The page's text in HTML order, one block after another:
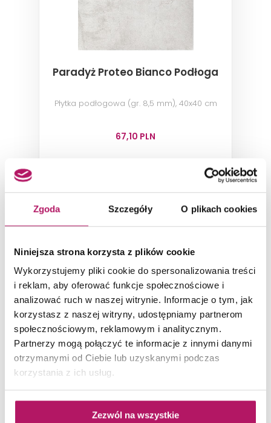
Zgoda Szczegóły O plikach cookies
Niniejsza strona korzysta z plików cookie
Wykorzystujemy pliki cookie do spersonalizowania treści
i reklam, aby oferować funkcje społecznościowe i
analizować ruch w naszej witrynie. Informacje o tym, jak
korzystasz z naszej witryny, udostępniamy partnerom
społecznościowym, reklamowym i analitycznym.
Partnerzy mogą połączyć te informacje z innymi danymi
otrzymanymi od Ciebie lub uzyskanymi podczas
korzystania z ich usług.
Zezwól na wszystkie
Paradyż Proteo Bianco Podłoga
Płytka podłogowa (gr. 8,5 mm), 40x40 cm
67,10 PLN
Paradyż Proteo Grys Podłoga